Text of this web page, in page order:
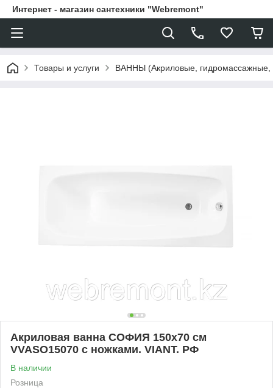
Интернет - магазин сантехники "Webremont"
Товары и услуги ВАННЫ (Акриловые,
Акриловая ванна СОФИЯ 150х70 см
VVASO15070 с ножками. VIANT. РФ
В наличии
Розница